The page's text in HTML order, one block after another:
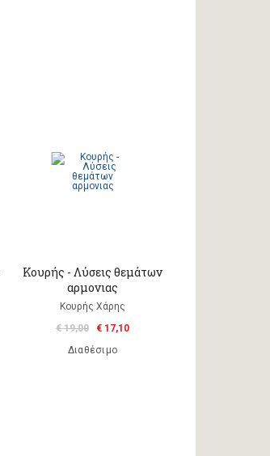
Κουρής - Λύσεις θεμάτων
αρμονιας
Κουρής Χάρης
€ 19,00
€ 17,10
Διαθέσιμο